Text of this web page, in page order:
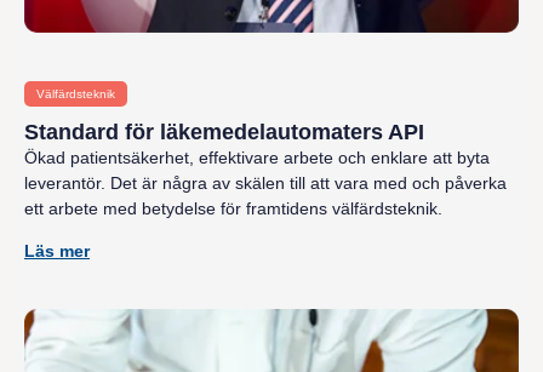
Välfärdsteknik
Standard för läkemedelautomaters API
Ökad patientsäkerhet, effektivare arbete och enklare att byta
leverantör. Det är några av skälen till att vara med och påverka
ett arbete med betydelse för framtidens välfärdsteknik.
Läs mer